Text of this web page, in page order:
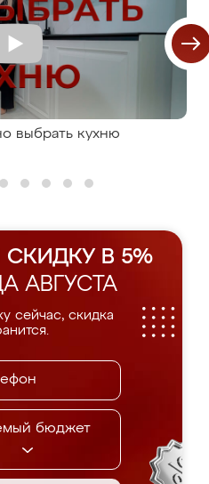
выбрать кухню
В 5%
АВГУСТА
сейчас, скидка
бюджет